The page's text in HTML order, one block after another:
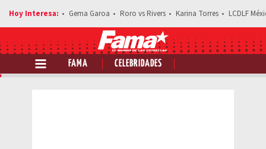
Gema Garoa Roro vs Rivers Karina Torres LCDLF
FAMA CELEBRIDADES
Comparte esta noticia